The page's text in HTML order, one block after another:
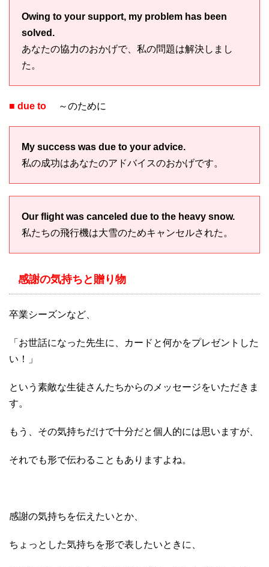
Owing to your support, my problem has been
solved.
あなたの協力のおかげで、私の問題は解決しまし
た。
■ due to ～のために
My success was due to your advice.
私の成功はあなたのアドバイスのおかげです。
Our flight was canceled due to the heavy snow.
私たちの飛行機は大雪のためキャンセルされた。
感謝の気持ちと贈り物
卒業シーズンなど、
「お世話になった先生に、カードと何かをプレゼントした
い！」
という素敵な生徒さんたちからのメッセージをいただきま
す。
もう、その気持ちだけで十分だと個人的には思いますが、
それでも形で伝わることもありますよね。
感謝の気持ちを伝えたいとか、
ちょっとした気持ちを形で表したいときに、